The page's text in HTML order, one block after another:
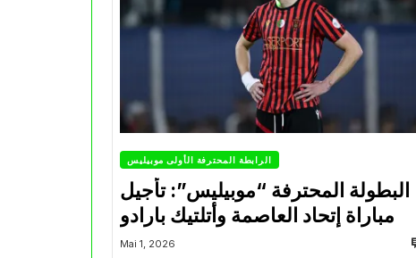
الرابطة المحترفة الأولى موبيليس
البطولة المحترفة “موبيليس”: تأجيل
مباراة إتحاد العاصمة وأتلتيك بارادو
Mai 1, 2026